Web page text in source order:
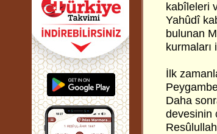
kabîleleri
Yahûdî
bulunan
kurmaları
İlk
Daha
devesinin